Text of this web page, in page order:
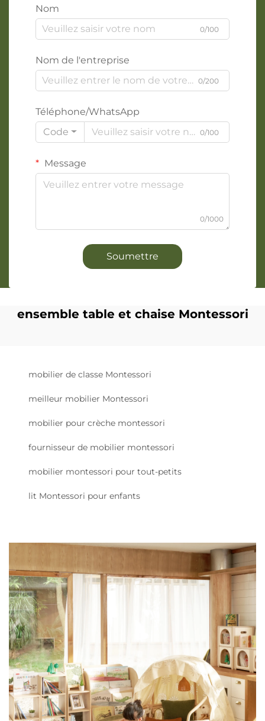
Nom
0/100
Nom de l'entreprise
0/200
Téléphone/WhatsApp
Code
0/100
Message
0/1000
Soumettre
ensemble table et chaise Montessori
mobilier de classe Montessori
meilleur mobilier Montessori
mobilier pour crèche montessori
fournisseur de mobilier montessori
mobilier montessori pour tout-petits
lit Montessori pour enfants